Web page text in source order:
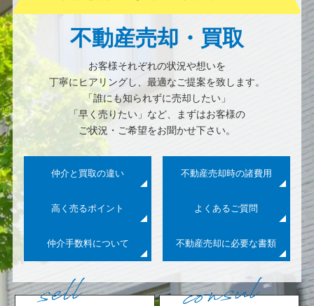
不動産売却・買取
お客様それぞれの状況や想いを
丁寧にヒアリングし、最適なご提案を致します。
「誰にも知られずに売却したい」
「早く売りたい」など、まずはお客様の
ご状況・ご希望をお聞かせ下さい。
仲介と買取の違い 不動産売却時の諸費用
高く売るポイント よくあるご質問
仲介手数料について 不動産売却に必要な書類